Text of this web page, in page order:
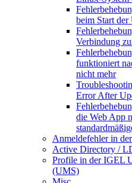
beim Start
Verbindung
funktioniert
nicht mehr
Error After
die Web App
Anmeldefehler in
Active Directory /
Profile in der IGEL
(UMS)